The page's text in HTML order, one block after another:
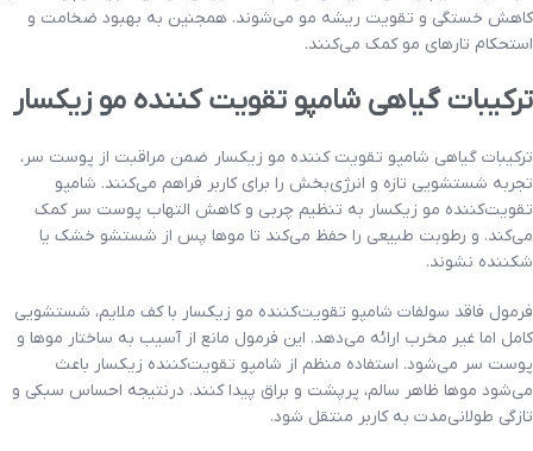
کاهش خستگی و تقویت ریشه مو می‌شوند. همجنین به بهبود ضخامت و
استحکام تارهای مو کمک می‌کنند.
ترکیبات گیاهی شامپو تقویت کننده مو زیکسار
ترکیبات گیاهی شامپو تقویت کننده مو زیکسار ضمن مراقبت از پوست سر،
تجربه شستشویی تازه و انرژی‌بخش را برای کاربر فراهم می‌کنند. شامپو
تقویت‌کننده مو زیکسار به تنظیم چربی و کاهش التهاب پوست سر کمک
می‌کند. و رطوبت طبیعی را حفظ می‌کند تا موها پس از شستشو خشک یا
شکننده نشوند.
فرمول فاقد سولفات شامپو تقویت‌کننده مو زیکسار با کف ملایم، شستشویی
کامل اما غیر مخرب ارائه می‌دهد. این فرمول مانع از آسیب به ساختار موها و
پوست سر می‌شود. استفاده منظم از شامپو تقویت‌کننده زیکسار باعث
می‌شود موها ظاهر سالم، پرپشت و براق پیدا کنند. درنتیجه احساس سبکی و
تازگی طولانی‌مدت به کاربر منتقل شود.